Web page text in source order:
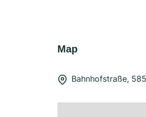
Map
Bahnhofstraße,